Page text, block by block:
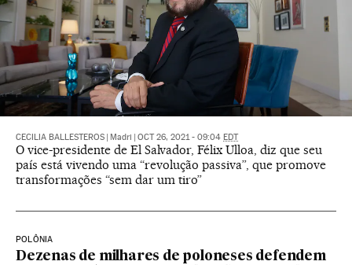
CECILIA BALLESTEROS Madri OCT 26, 2021 - 09:04 EDT
O vice-presidente de El Salvador, Félix Ulloa, diz que seu
país está vivendo uma “revolução passiva”, que promove
transformações “sem dar um tiro”
POLÔNIA
Dezenas de milhares de poloneses defendem